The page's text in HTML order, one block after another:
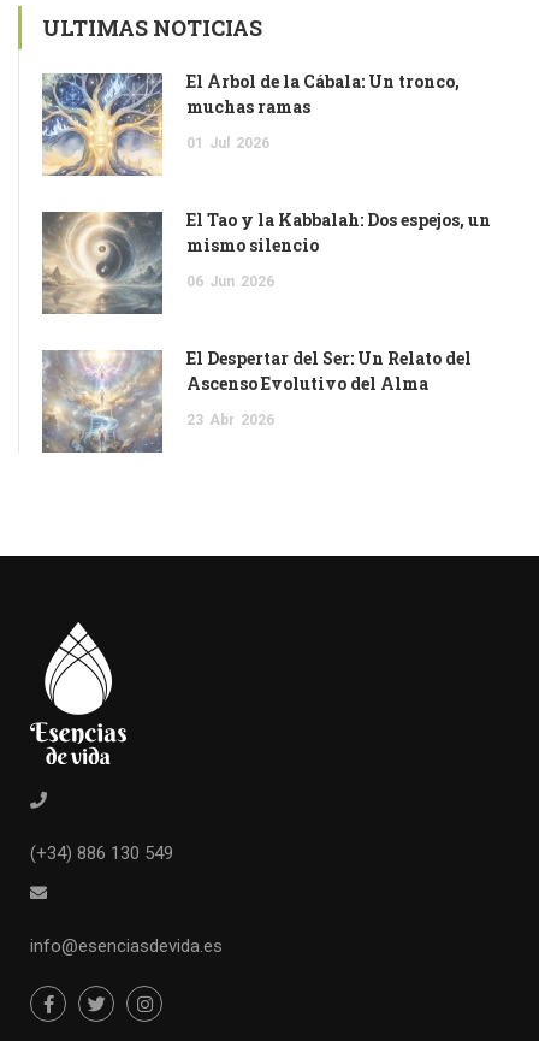
ULTIMAS NOTICIAS
El Árbol de la Cábala: Un tronco,
muchas ramas
01 Jul 2026
El Tao y la Kabbalah: Dos espejos, un
mismo silencio
06 Jun 2026
El Despertar del Ser: Un Relato del
Ascenso Evolutivo del Alma
23 Abr 2026
(+34) 886 130 549
info@esenciasdevida.es